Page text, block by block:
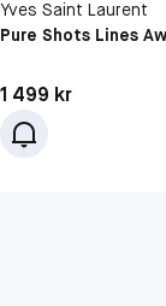
Yves Saint Laurent
Pure Shots Lines
Pris: 1 499 kr
1 499 kr